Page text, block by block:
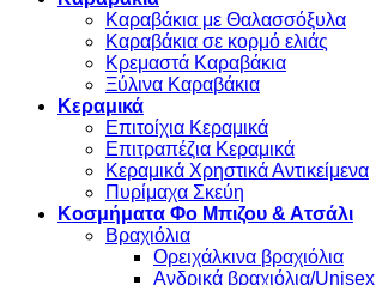
Καραβάκια με Θαλασσόξυλα
Καραβάκια σε κορμό ελιάς
Κρεμαστά Καραβάκια
Ξύλινα Καραβάκια
Κεραμικά
Επιτοίχια Κεραμικά
Επιτραπέζια Κεραμικά
Κεραμικά Χρηστικά Αντικείμενα
Πυρίμαχα Σκεύη
Κοσμήματα Φο Μπιζου & Ατσάλι
Βραχιόλια
Oρειχάλκινα βραχιόλια
Ανδρικά βραχιόλια/Unisex